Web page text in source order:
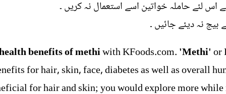
لئے حاملہ خواتین اسے استعمال نہ کریں ۔
نہ دیئے جائیں ۔
benefits of methiwith KFoods.com.'Methi'or
for hair, skin, face, diabetes as well as overall
for hair and skin; you would explore more